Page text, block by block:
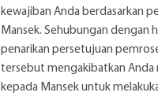
kewajiban Anda berdasarkan
Mansek. Sehubungan dengan
penarikan persetujuan
tersebut mengakibatkan Anda
kepada Mansek untuk